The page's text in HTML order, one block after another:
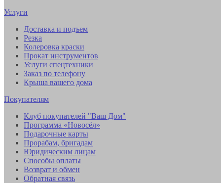
Услуги
Доставка и подъем
Резка
Колеровка краски
Прокат инструментов
Услуги спецтехники
Заказ по телефону
Крыша вашего дома
Покупателям
Клуб покупателей "Ваш Дом"
Программа «Новосёл»
Подарочные карты
Прорабам, бригадам
Юридическим лицам
Способы оплаты
Возврат и обмен
Обратная связь